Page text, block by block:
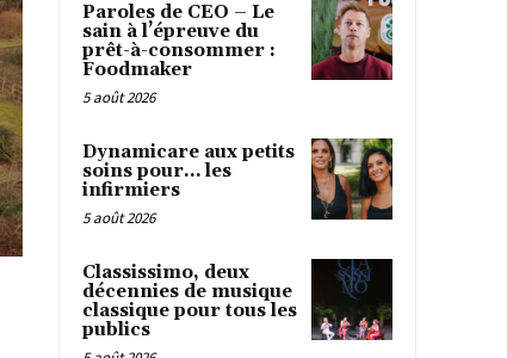
Paroles de CEO – Le
sain à l’épreuve du
prêt-à-consommer :
Foodmaker
5 août 2026
Dynamicare aux petits
soins pour… les
infirmiers
5 août 2026
Classissimo, deux
décennies de musique
classique pour tous les
publics